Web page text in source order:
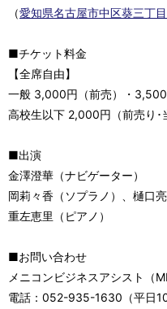
（愛知県名古屋市中区葵三丁
■チケット料金
【全席自由】
一般 3,000円（前売）・3,500
高校生以下 2,000円（前売り･
■出演
金澤澄華（ナビゲーター）
岡莉々香（ソプラノ）、樋口亮
重左恵里（ピアノ）
■お問い合わせ
メニコンビジネスアシスト（
電話：052-935-1630（平日